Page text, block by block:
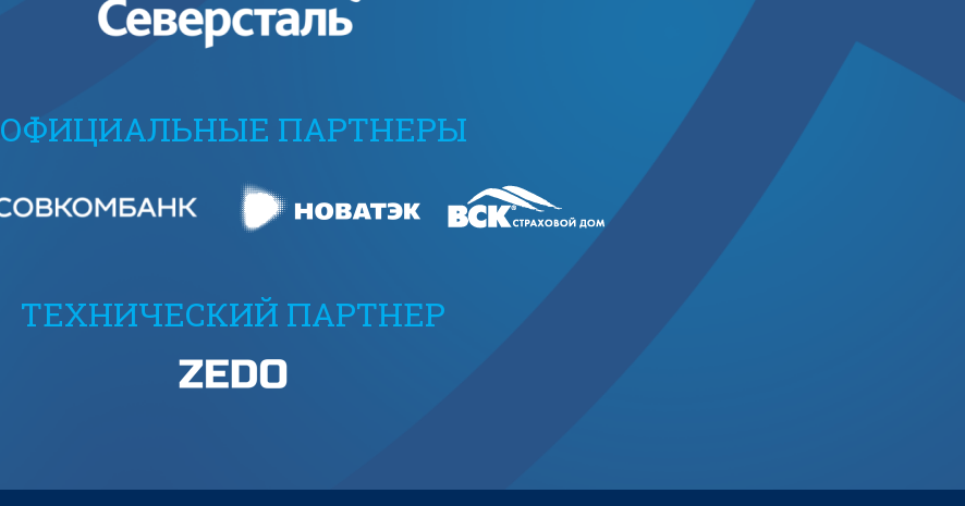
ОФИЦИАЛЬНЫЕ ПАРТНЕРЫ
ТЕХНИЧЕСКИЙ ПАРТНЕР